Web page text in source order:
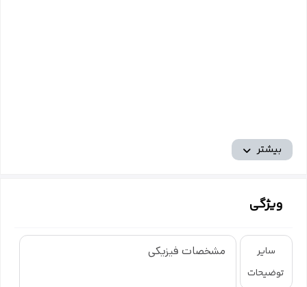
بیشتر
ویژگی
سایر
توضیحات
مشخصات فیزیکی